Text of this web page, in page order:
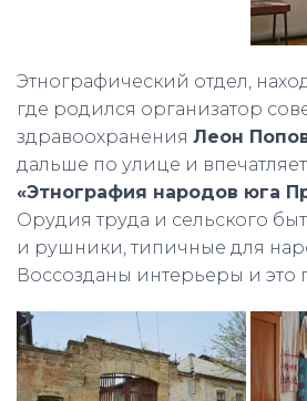
Этнографический отдел,
где родился организатор
здравоохранения Леон
дальше по улице и
«Этнография народов юга
Орудия труда и сельского
и рушники, типичные для
Воссозданы интерьеры и это